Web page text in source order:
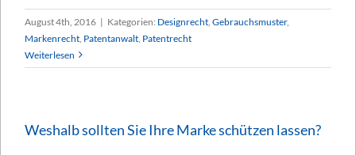
August 4th, 2016 | Kategorien: Designrecht Gebrauchsmuster,
Markenrecht Patentanwalt Patentrecht
Weiterlesen
Weshalb sollten Sie Ihre Marke schützen lassen?